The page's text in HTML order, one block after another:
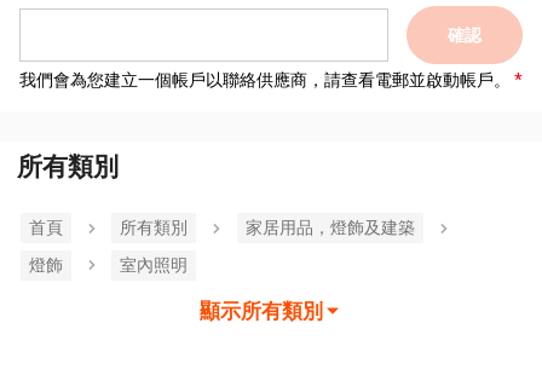
確認
我們會為您建立一個帳戶以聯絡供應商，請查看電郵並啟動帳戶。
所有類別
首頁 所有類別
家居用品，燈飾及建築
燈飾
室內照明
顯示所有類別